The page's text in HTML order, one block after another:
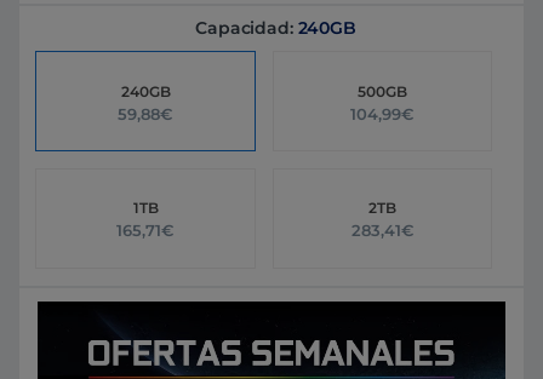
Capacidad: 240GB
240GB
59,88€
500GB
104,99€
1TB
165,71€
2TB
283,41€